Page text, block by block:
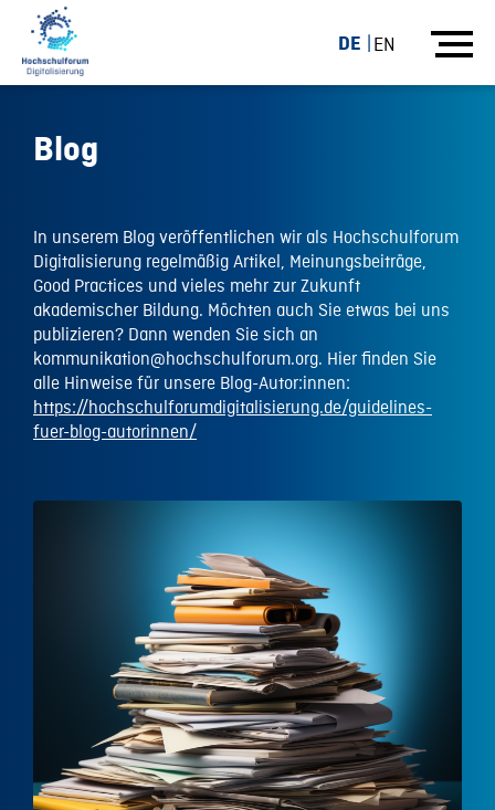
DE EN
Blog
In unserem Blog veröffentlichen wir als Hochschulforum
Digitalisierung regelmäßig Artikel, Meinungsbeiträge,
Good Practices und vieles mehr zur Zukunft
akademischer Bildung. Möchten auch Sie etwas bei uns
publizieren? Dann wenden Sie sich an
kommunikation@hochschulforum.org. Hier finden Sie
alle Hinweise für unsere Blog-Autor:innen:
https://hochschulforumdigitalisierung.de/guidelines-
fuer-blog-autorinnen/